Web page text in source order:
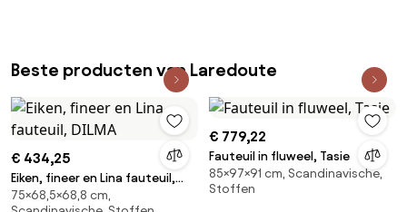
Beste producten van Laredoute
€ 434,25
Eiken, fineer en Lina fauteuil,
DILMA
75×68,5×68,8 cm,
€ 779,22
Fauteuil in fluweel, Tasie
85×97×91 cm, Scandinavische,
Stoffen